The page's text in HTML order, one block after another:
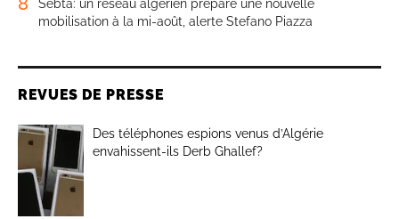
Sebta: un réseau algérien prépare une nouvelle
mobilisation à la mi-août, alerte Stefano Piazza
REVUES DE PRESSE
Des téléphones espions venus d’Algérie
envahissent-ils Derb Ghallef?